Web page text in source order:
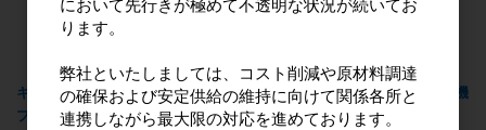
キッチンクラブアルコール除菌ス
プレー 本体400ml
KC（キッチンクラブ）食器洗い機
専用洗剤 450g
において先行きが極めて不透明な状況が続いてお
ります。
弊社といたしましては、コスト削減や原材料調達
の確保および安定供給の維持に向けて関係各所と
連携しながら最大限の対応を進めております。